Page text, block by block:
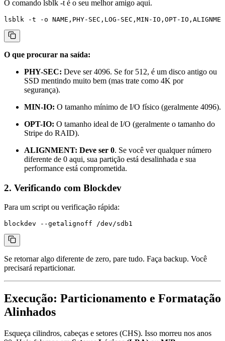
O comando lsblk -t é o seu melhor amigo aqui.
O que procurar na saída:
PHY-SEC: Deve ser 4096. Se for 512, é um disco antigo ou
SSD mentindo muito bem (mas trate como 4K por
segurança).
MIN-IO: O tamanho mínimo de I/O físico (geralmente 4096).
OPT-IO: O tamanho ideal de I/O (geralmente o tamanho do
Stripe do RAID).
ALIGNMENT: Deve ser 0. Se você ver qualquer número
diferente de 0 aqui, sua partição está desalinhada e sua
performance está comprometida.
2. Verificando com Blockdev
Para um script ou verificação rápida:
Se retornar algo diferente de zero, pare tudo. Faça backup. Você
precisará reparticionar.
Execução: Particionamento e Formatação
Alinhados
Esqueça cilindros, cabeças e setores (CHS). Isso morreu nos anos